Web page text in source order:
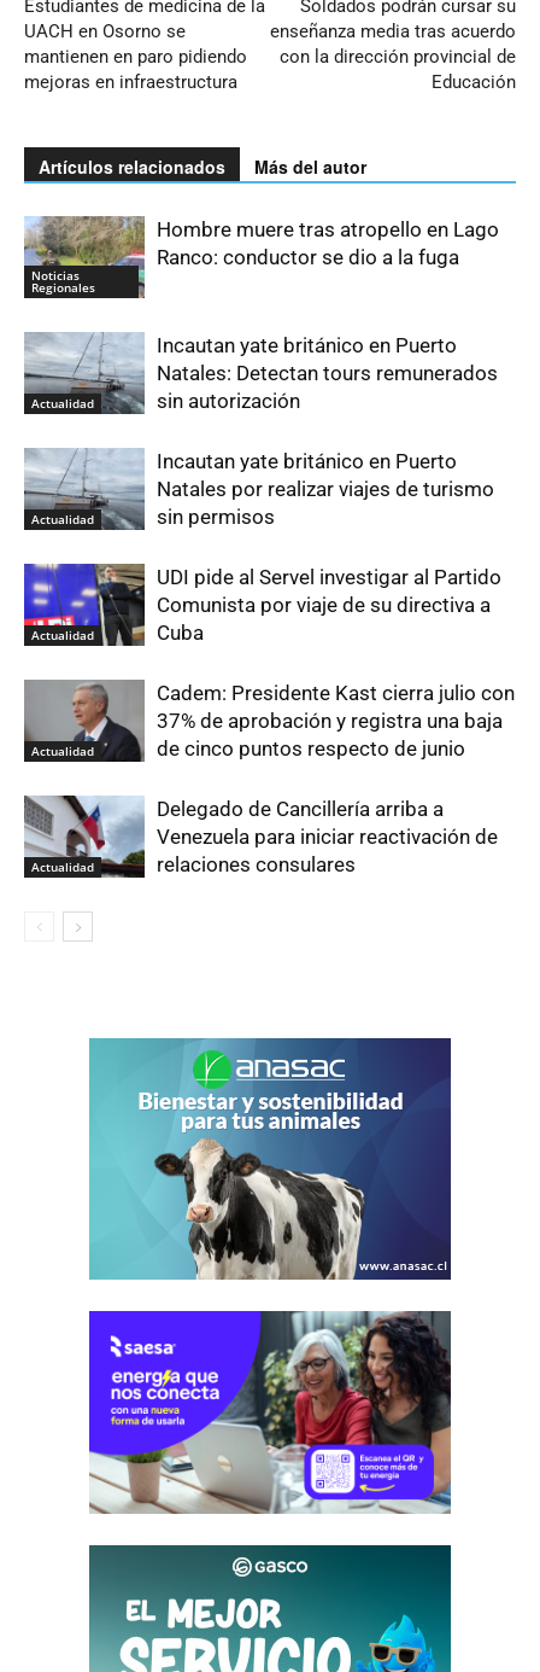
Estudiantes de medicina de la
UACH en Osorno se
mantienen en paro pidiendo
mejoras en infraestructura
Soldados podrán cursar su
enseñanza media tras acuerdo
con la dirección provincial de
Educación
Artículos relacionados Más del autor
Noticias
Regionales
Hombre muere tras atropello en Lago
Ranco: conductor se dio a la fuga
Actualidad
Incautan yate británico en Puerto
Natales: Detectan tours remunerados
sin autorización
Actualidad
Incautan yate británico en Puerto
Natales por realizar viajes de turismo
sin permisos
Actualidad
UDI pide al Servel investigar al Partido
Comunista por viaje de su directiva a
Cuba
Actualidad
Cadem: Presidente Kast cierra julio con
37% de aprobación y registra una baja
de cinco puntos respecto de junio
Actualidad
Delegado de Cancillería arriba a
Venezuela para iniciar reactivación de
relaciones consulares